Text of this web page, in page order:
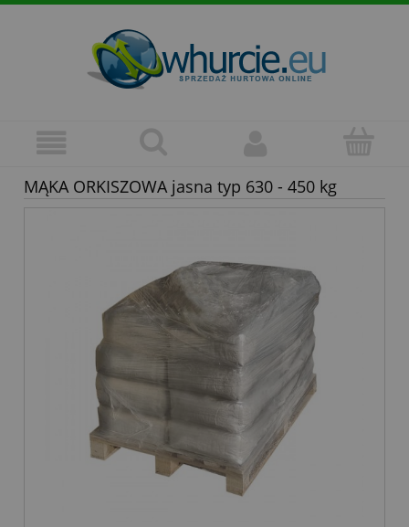
MĄKA ORKISZOWA jasna typ 630 - 450 kg